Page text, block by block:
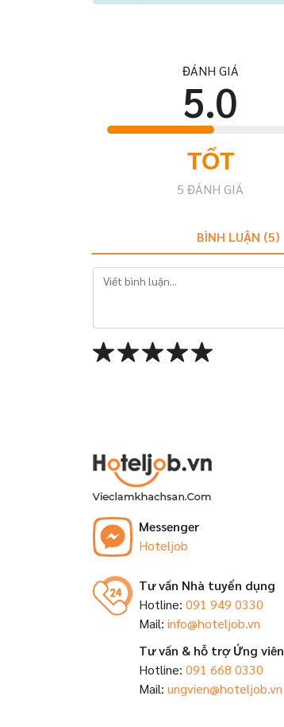
ĐÁNH GIÁ
5.0
TỐT
5 ĐÁNH GIÁ
BÌNH LUẬN (5)
Messenger
Hoteljob
Tư vấn Nhà tuyển dụng
Hotline: 091 949 0330
Mail: info@hoteljob.vn
Tư vấn & hỗ trợ Ứng viên
Hotline: 091 668 0330
Mail: ungvien@hoteljob.vn